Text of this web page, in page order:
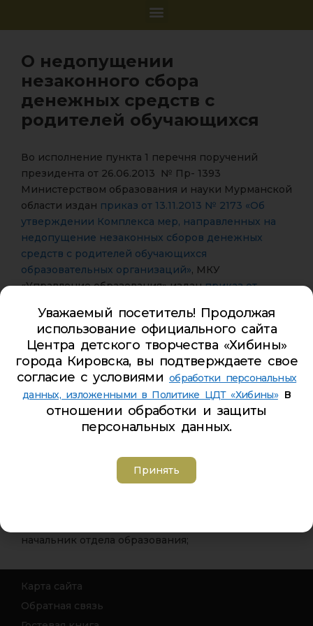
О недопущении
незаконного сбора
денежных средств с
родителей обучающихся
Во исполнение пункта 1 перечня поручений
президента от 26.06.2013 № Пр- 1393
Министерством образования и науки Мурманской
области издан приказ от 13.11.2013 № 2173 «Об
утверждении Комплекса мер, направленных на
недопущение незаконных сборов денежных
средств с родителей обучающихся
образовательных организаций», МКУ
«Управление образования» изданприказ от
направленных на недопущение незаконных
сборов денежных средств с родителей
обучающихся образовательных организаций».
В случае обнаружения факта незаконного сбора
денежных средств в муниципальных
образовательных организациях города Кировска
просим родителей обращаться на телефоны
— детский сады, школы, ЦДТ «Хибины» —
начальник отдела образования;
Карта сайта
Обратная связь
Уважаемый посетитель! Продолжая
использование официального сайта
Центра детского творчества «Хибины»
города Кировска, вы подтверждаете свое
согласие с условиями обработки персональных
данных, изложенными в Политике ЦДТ «Хибины»в
отношении обработки и защиты
персональных данных.
Принять